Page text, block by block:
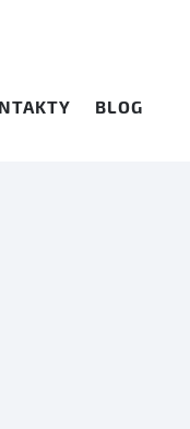
BLOG